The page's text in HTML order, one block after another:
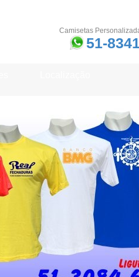
Camisetas
51-